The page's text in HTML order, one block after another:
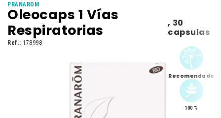
PRANAROM
Oleocaps 1 Vías
Respiratorias , 30
capsulas
Ref.: 178998
Recomendado
100 %